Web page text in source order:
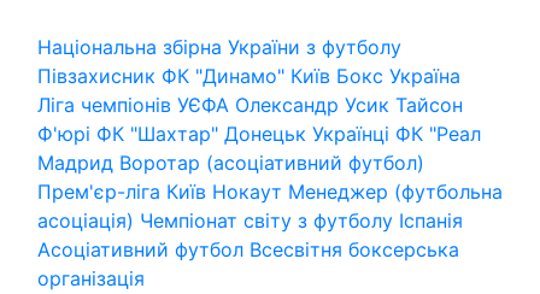
Національна збірна України з футболу
Півзахисник ФК "Динамо" Київ Бокс Україна
Ліга чемпіонів УЄФА Олександр Усик Тайсон
Ф'юрі ФК "Шахтар" Донецьк Українці ФК "Реал
Мадрид Воротар (асоціативний футбол)
Прем'єр-ліга Київ Нокаут Менеджер (футбольна
асоціація) Чемпіонат світу з футболу Іспанія
Асоціативний футбол Всесвітня боксерська
організація